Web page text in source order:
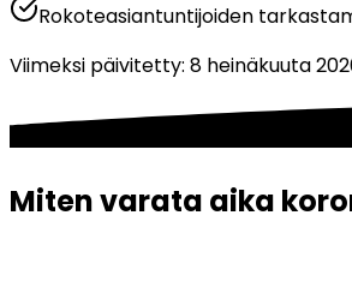
Rokoteasiantuntijoiden
Viimeksi päivitetty: 8 heinäkuuta
Miten varata aika